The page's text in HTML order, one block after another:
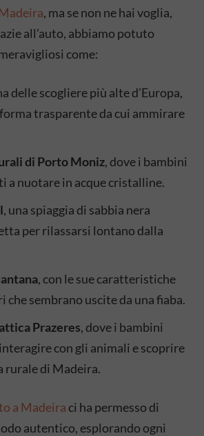
, ma se non ne hai voglia,
all’auto, abbiamo potuto
come:
delle scogliere più alte d’Europa,
trasparente da cui ammirare
di Porto Moniz, dove i bambini
a nuotare in acque cristalline.
, una spiaggia di sabbia nera
per rilassarsi lontano dalla
, con le sue caratteristiche
che sembrano uscite da una fiaba.
Prazeres, dove i bambini
con gli animali e scoprire
rurale di Madeira.
a Madeira ci ha permesso di
autentico, esplorando ogni